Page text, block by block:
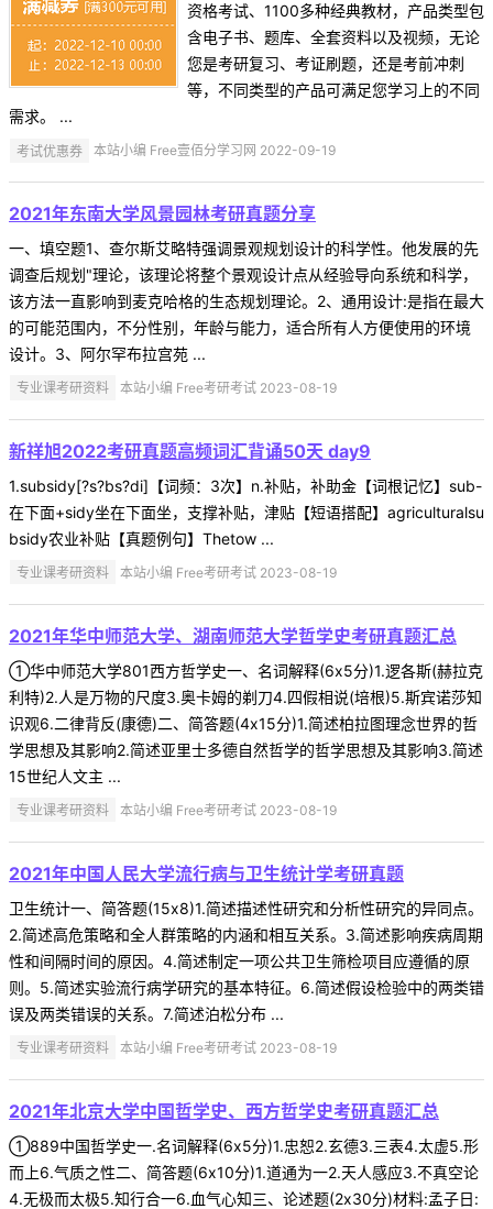
资格考试、1100多种经典教材，产品类型包
含电子书、题库、全套资料以及视频，无论
您是考研复习、考证刷题，还是考前冲刺
等，不同类型的产品可满足您学习上的不同
需求。 ...
考试优惠券 本站小编 Free壹佰分学习网 2022-09-19
2021年东南大学风景园林考研真题分享
一、填空题1、查尔斯艾略特强调景观规划设计的科学性。他发展的先
调查后规划"理论，该理论将整个景观设计点从经验导向系统和科学，
该方法一直影响到麦克哈格的生态规划理论。2、通用设计:是指在最大
的可能范围内，不分性别，年龄与能力，适合所有人方便使用的环境
设计。3、阿尔罕布拉宫苑 ...
专业课考研资料 本站小编 Free考研考试 2023-08-19
新祥旭2022考研真题高频词汇背诵50天 day9
1.subsidy[?s?bs?di]【词频：3次】n.补贴，补助金【词根记忆】sub-
在下面+sidy坐在下面坐，支撑补贴，津贴【短语搭配】agriculturalsu
bsidy农业补贴【真题例句】Thetow ...
专业课考研资料 本站小编 Free考研考试 2023-08-19
2021年华中师范大学、湖南师范大学哲学史考研真题汇总
①华中师范大学801西方哲学史一、名词解释(6x5分)1.逻各斯(赫拉克
利特)2.人是万物的尺度3.奥卡姆的剃刀4.四假相说(培根)5.斯宾诺莎知
识观6.二律背反(康德)二、简答题(4x15分)1.简述柏拉图理念世界的哲
学思想及其影响2.简述亚里士多德自然哲学的哲学思想及其影响3.简述
15世纪人文主 ...
专业课考研资料 本站小编 Free考研考试 2023-08-19
2021年中国人民大学流行病与卫生统计学考研真题
卫生统计一、简答题(15x8)1.简述描述性研究和分析性研究的异同点。
2.简述高危策略和全人群策略的内涵和相互关系。3.简述影响疾病周期
性和间隔时间的原因。4.简述制定一项公共卫生筛检项目应遵循的原
则。5.简述实验流行病学研究的基本特征。6.简述假设检验中的两类错
误及两类错误的关系。7.简述泊松分布 ...
专业课考研资料 本站小编 Free考研考试 2023-08-19
2021年北京大学中国哲学史、西方哲学史考研真题汇总
①889中国哲学史一.名词解释(6x5分)1.忠恕2.玄德3.三表4.太虚5.形
而上6.气质之性二、简答题(6x10分)1.道通为一2.天人感应3.不真空论
4.无极而太极5.知行合一6.血气心知三、论述题(2x30分)材料:孟子日: